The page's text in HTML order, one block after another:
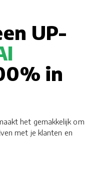
UP-
in
het gemakkelijk om
met je klanten en